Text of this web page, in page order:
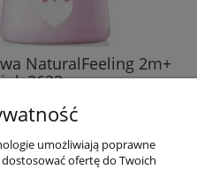
NaturalFeeling 2m+
3633
zł
umożliwiają poprawne
ofertę do Twoich